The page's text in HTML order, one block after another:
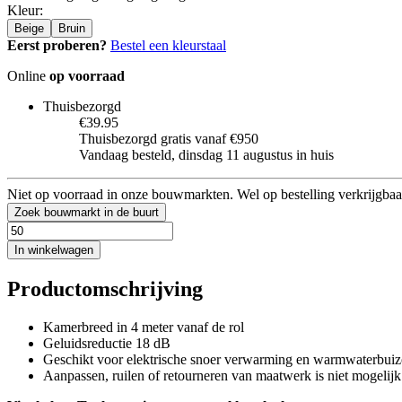
Kleur:
Beige Bruin
Eerst proberen? Bestel een kleurstaal
Online op voorraad
Thuisbezorgd
€39.95
Thuisbezorgd gratis vanaf €950
Vandaag besteld, dinsdag 11 augustus in huis
Niet op voorraad in onze bouwmarkten. Wel op bestelling
Zoek bouwmarkt in de buurt
In winkelwagen
Productomschrijving
Kamerbreed in 4 meter vanaf de rol
Geluidsreductie 18 dB
Geschikt voor elektrische snoer verwarming en
Aanpassen, ruilen of retourneren van maatwerk is niet mogelijk